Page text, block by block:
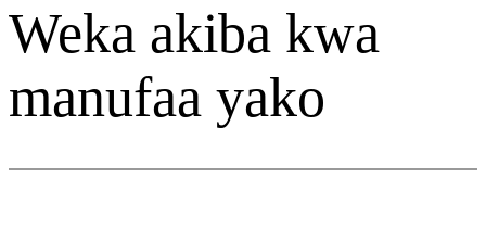
Weka akiba kwa
manufaa yako